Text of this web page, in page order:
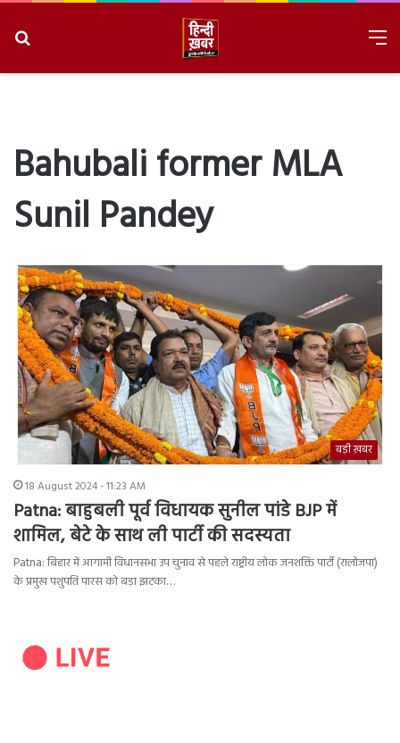
Bahubali former MLA
Sunil Pandey
बड़ी ख़बर
18 August 2024 - 11:23 AM
Patna: बाहुबली पूर्व विधायक सुनील पांडे BJP में
शामिल, बेटे के साथ ली पार्टी की सदस्यता
Patna: बिहार में आगामी विधानसभा उप चुनाव से पहले राष्ट्रीय लोक जनशक्ति पार्टी (रालोजपा)
के प्रमुख पशुपति पारस को बड़ा झटका…